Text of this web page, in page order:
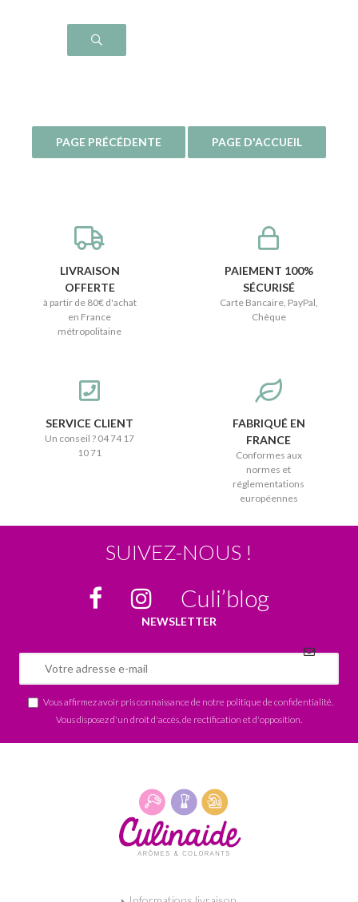
LIVRAISON
OFFERTE
à partir de 80€ d'achat
en France
métropolitaine
PAIEMENT 100%
SÉCURISÉ
Carte Bancaire, PayPal,
Chèque
SERVICE CLIENT
Un conseil ? 04 74 17
10 71
FABRIQUÉ EN
FRANCE
Conformes aux
normes et
réglementations
européennes
SUIVEZ-NOUS !
Culi’blog
NEWSLETTER
Vous affirmez avoir pris connaissance de notre politique de confidentialité
Vous disposez d'un droit d'accès, de rectification et d'opposition.